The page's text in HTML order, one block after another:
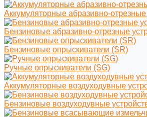
Аккумуляторные абразивно-отрезные
Бензиновые абразивно-отрезные
Бензиновые опрыскиватели (SR)
Ручные опрыскиватели (SG)
Аккумуляторные воздуходувные
Бензиновые воздуходувные